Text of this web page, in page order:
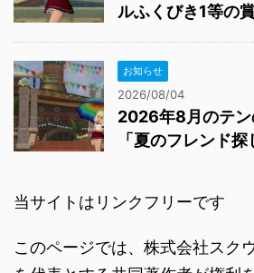
ルふくびき1等の
お知らせ
2026/08/04
2026年8月のテン
「夏のフレンド
当サイトはリンクフリーです
このページでは、株式会社スク